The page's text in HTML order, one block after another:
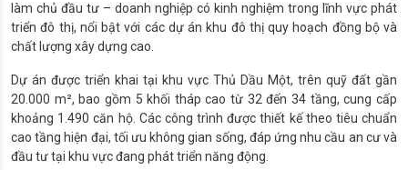
làm chủ đầu tư – doanh nghiệp có kinh nghiệm trong lĩnh vực phát
triển đô thị, nổi bật với các dự án khu đô thị quy hoạch đồng bộ và
chất lượng xây dựng cao.
Dự án được triển khai tại khu vực Thủ Dầu Một, trên quỹ đất gần
20.000 m², bao gồm 5 khối tháp cao từ 32 đến 34 tầng, cung cấp
khoảng 1.490 căn hộ. Các công trình được thiết kế theo tiêu chuẩn
cao tầng hiện đại, tối ưu không gian sống, đáp ứng nhu cầu an cư và
đầu tư tại khu vực đang phát triển năng động.